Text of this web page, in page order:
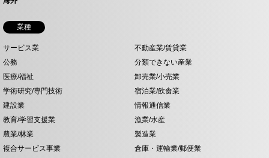
業種
サービス業
不動産業/賃貸業
公務
分類できない産業
医療/福祉
卸売業/小売業
学術研究/専門技術
宿泊業/飲食業
建設業
情報通信業
教育/学習支援業
漁業/水産
農業/林業
製造業
複合サービス事業
倉庫・運輸業/郵便業